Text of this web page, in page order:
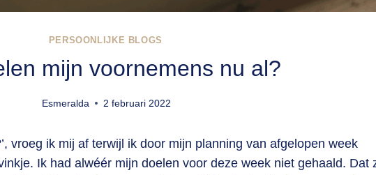
PERSOONLIJKE BLOGS
mijn voornemens nu al?
Esmeralda 2 februari 2022
vroeg ik mij af terwijl ik door mijn planning van afgelopen week
Ik had alwéér mijn doelen voor deze week niet gehaald. Dat